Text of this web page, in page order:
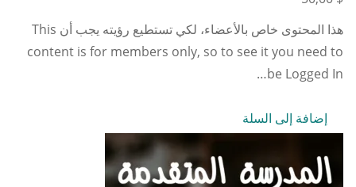
هذا المحتوى خاص بالأعضاء، لكي تستطيع رؤيته يجب أن This
content is for members only, so to see it you need to
be Logged In…
إضافة إلى السلة